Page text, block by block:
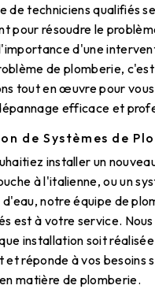
de techniciens qualifiés
pour résoudre le
d'une
de plomberie,
tout en œuvre pour
efficace et
de Systèmes de
installer un
à l'italienne, ou un
notre équipe de
est à votre service. Nous
installation soit
et réponde à vos besoins
en matière de plomberie.